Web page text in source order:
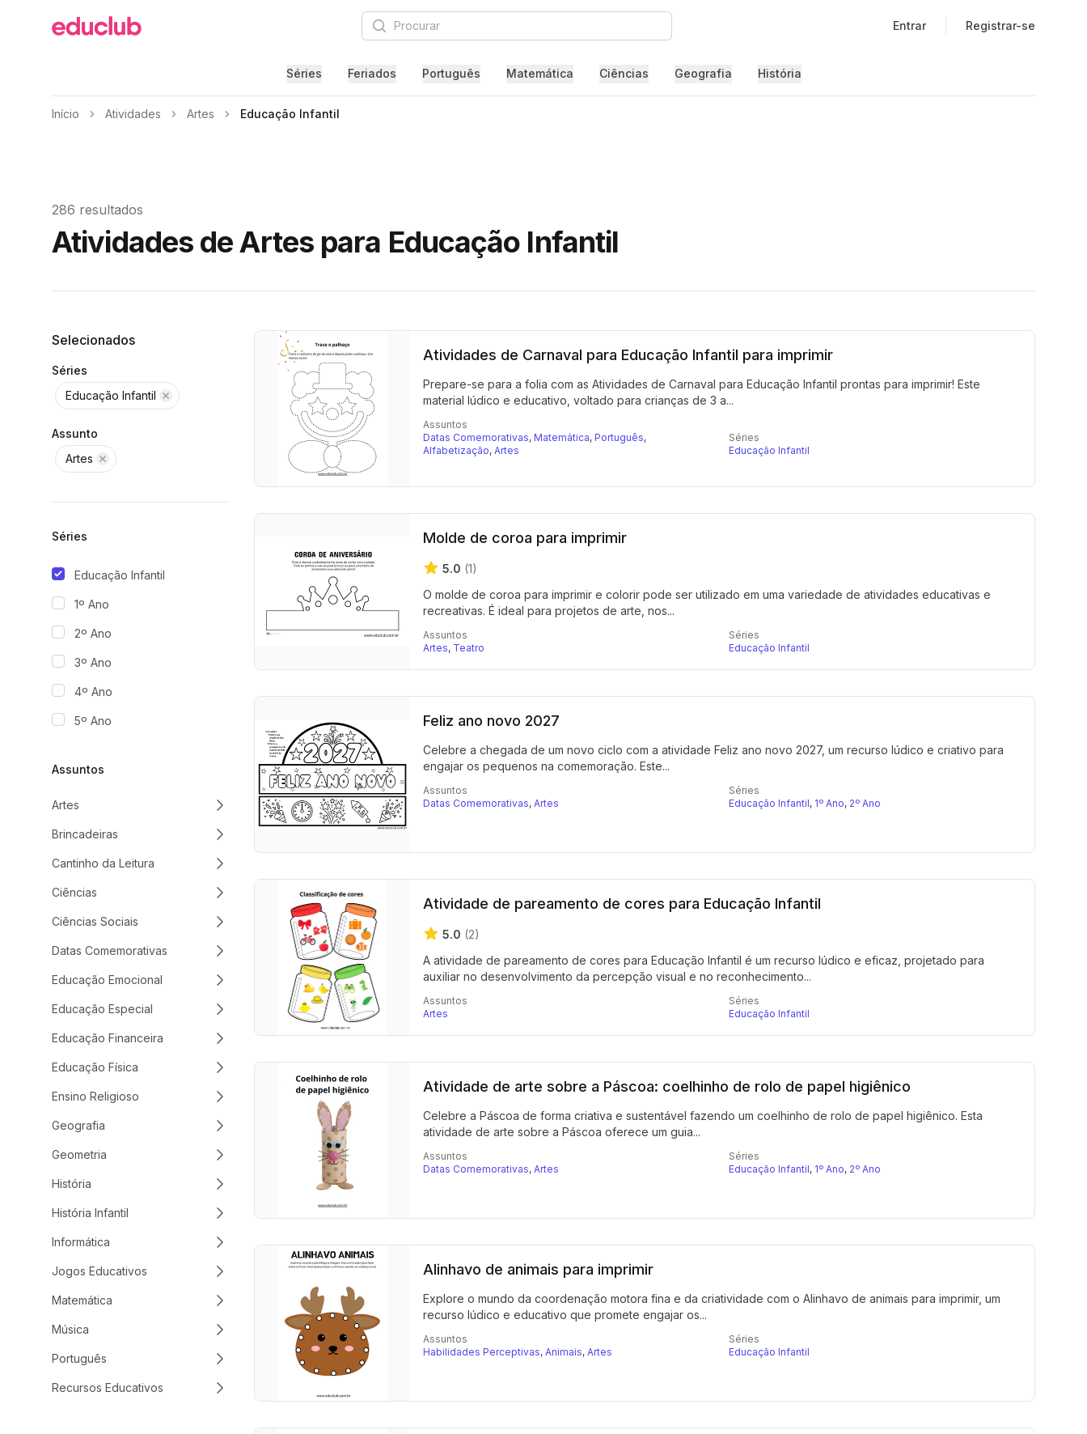
Educlub Procurar Entrar Registrar-se
Séries Feriados Português Matemática Ciências Geografia História
Início Atividades Artes Educação Infantil
286 resultados
Atividades de Artes para Educação Infantil
Filtros
Selecionados
Séries
Educação Infantil
Assunto
Artes
Séries
Educação Infantil
1º Ano
2º Ano
3º Ano
4º Ano
5º Ano
Assuntos
Artes
Brincadeiras
Cantinho da Leitura
Ciências
Ciências Sociais
Datas Comemorativas
Educação Emocional
Educação Especial
Educação Financeira
Educação Física
Ensino Religioso
Geografia
Geometria
História
História Infantil
Informática
Jogos Educativos
Matemática
Música
Português
Recursos Educativos
Atividades de Carnaval para Educação Infantil para imprimir
Prepare-se para a folia com as Atividades de Carnaval para Educação Infantil prontas para imprimir! Este
material lúdico e educativo, voltado para crianças de 3 a...
Assuntos
Datas Comemorativas, Matemática, Português,
Alfabetização, Artes
Séries
Educação Infantil
Molde de coroa para imprimir
5.0 (1)
O molde de coroa para imprimir e colorir pode ser utilizado em uma variedade de atividades educativas e
recreativas. É ideal para projetos de arte, nos...
Assuntos
Artes, Teatro
Séries
Educação Infantil
Feliz ano novo 2027
Celebre a chegada de um novo ciclo com a atividade Feliz ano novo 2027, um recurso lúdico e criativo para
engajar os pequenos na comemoração. Este...
Assuntos
Datas Comemorativas, Artes
Séries
Educação Infantil, 1º Ano, 2º Ano
Atividade de pareamento de cores para Educação Infantil
5.0 (2)
A atividade de pareamento de cores para Educação Infantil é um recurso lúdico e eficaz, projetado para
auxiliar no desenvolvimento da percepção visual e no reconhecimento...
Assuntos
Artes
Séries
Educação Infantil
Atividade de arte sobre a Páscoa: coelhinho de rolo de papel higiênico
Celebre a Páscoa de forma criativa e sustentável fazendo um coelhinho de rolo de papel higiênico. Esta
atividade de arte sobre a Páscoa oferece um guia...
Assuntos
Datas Comemorativas, Artes
Séries
Educação Infantil, 1º Ano, 2º Ano
Alinhavo de animais para imprimir
Explore o mundo da coordenação motora fina e da criatividade com o Alinhavo de animais para imprimir, um
recurso lúdico e educativo que promete engajar os...
Assuntos
Habilidades Perceptivas, Animais, Artes
Séries
Educação Infantil